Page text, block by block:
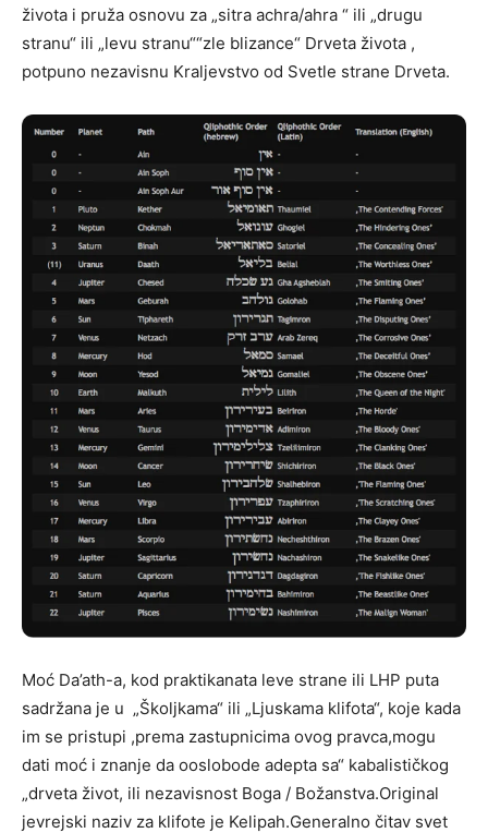
života i pruža osnovu za „sitra achra/ahra “ ili „drugu
stranu“ ili „levu stranu““zle blizance“ Drveta života ,
potpuno nezavisnu Kraljevstvo od Svetle strane Drveta.
Moć Da’ath-a, kod praktikanata leve strane ili LHP puta
sadržana je u „Školjkama“ ili „Ljuskama klifota“, koje kada
im se pristupi ,prema zastupnicima ovog pravca,mogu
dati moć i znanje da ooslobode adepta sa“ kabalističkog
„drveta život, ili nezavisnost Boga / Božanstva.Original
jevrejski naziv za klifote je Kelipah.Generalno čitav svet